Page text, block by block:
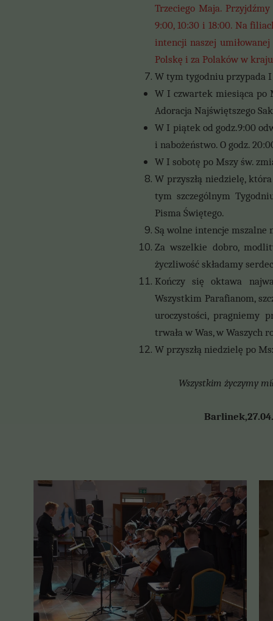
Trzeciego Maja.
9:00, 10:30 i 18:00. Na
intencji naszej
Polskę i za Polaków w
W tym tygodniu przypada
W I czwartek miesiąca po
Adoracja Najświętszego
W I piątek od godz.9:00
i nabożeństwo. O godz.
W I sobotę po Mszy św.
W przyszłą niedzielę,
tym szczególnym
Pisma Świętego.
Są wolne intencje
Za wszelkie dobro,
życzliwość składamy
Kończy się oktawa
Wszystkim Parafianom,
uroczystości, pragniemy
trwała w Was, w Waszych
W przyszłą niedzielę po
Wszystkim życzymy